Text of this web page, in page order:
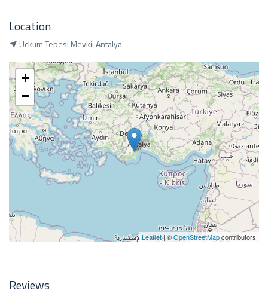
Location
Uckum Tepesi Mevkii Antalya
+
−
Leaflet| ©OpenStreetMapcontributors
Reviews